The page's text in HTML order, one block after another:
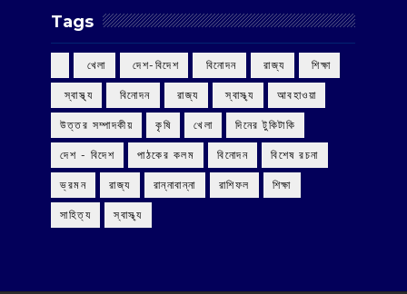
Tags
‌ খেলা ‌ দেশ-বিদেশ ‌ বিনোদন ‌ রাজ্য ‌ শিক্ষা
‌ স্বাস্থ্য ‌ বিনোদন ‌ রাজ্য ‌ স্বাস্থ্য আবহাওয়া
উত্তর সম্পাদকীয় কৃষি খেলা দিনের টুকিটাকি
দেশ - বিদেশ পাঠকের কলম বিনোদন বিশেষ রচনা
ভ্রমন রাজ্য রান্নাবান্না রাশিফল শিক্ষা
সাহিত্য স্বাস্থ্য